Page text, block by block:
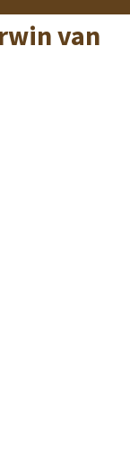
van